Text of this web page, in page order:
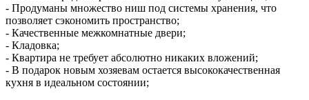
- Продуманы множество ниш под системы хранения, что
позволяет сэкономить пространство;
- Качественные межкомнатные двери;
- Кладовка;
- Квартира не требует абсолютно никаких вложений;
- В подарок новым хозяевам остается высококачественная
кухня в идеальном состоянии;